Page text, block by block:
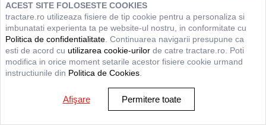
ACEST SITE FOLOSESTE COOKIES
tractare.ro utilizeaza fisiere de tip cookie pentru a personaliza si
imbunatati experienta ta pe website-ul nostru, in conformitate cu
Politica de confidentialitate . Continuarea navigarii presupune ca
esti de acord cu utilizarea cookie-urilor de catre tractare.ro. Poti
modifica in orice moment setarile acestor fisiere cookie urmand
instructiunile din Politica de Cookies
Afişare Permitere toate